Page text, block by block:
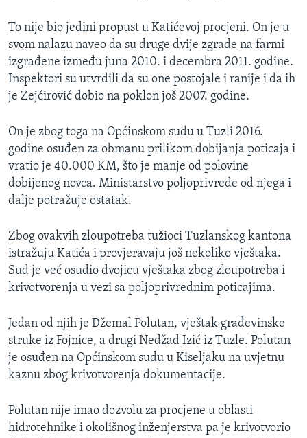
To nije bio jedini propust u Katićevoj procjeni. On je u
svom nalazu naveo da su druge dvije zgrade na farmi
izgrađene između juna 2010. i decembra 2011. godine.
Inspektori su utvrdili da su one postojale i ranije i da ih
je Zejćirović dobio na poklon još 2007. godine.
On je zbog toga na Općinskom sudu u Tuzli 2016.
godine osuđen za obmanu prilikom dobijanja poticaja i
vratio je 40.000 KM, što je manje od polovine
dobijenog novca. Ministarstvo poljoprivrede od njega i
dalje potražuje ostatak.
Zbog ovakvih zloupotreba tužioci Tuzlanskog kantona
istražuju Katića i provjeravaju još nekoliko vještaka.
Sud je već osudio dvojicu vještaka zbog zloupotreba i
krivotvorenja u vezi sa poljoprivrednim poticajima.
Jedan od njih je Džemal Polutan, vještak građevinske
struke iz Fojnice, a drugi Nedžad Izić iz Tuzle. Polutan
je osuđen na Općinskom sudu u Kiseljaku na uvjetnu
kaznu zbog krivotvorenja dokumentacije.
Polutan nije imao dozvolu za procjene u oblasti
hidrotehnike i okolišnog inženjerstva pa je krivotvorio